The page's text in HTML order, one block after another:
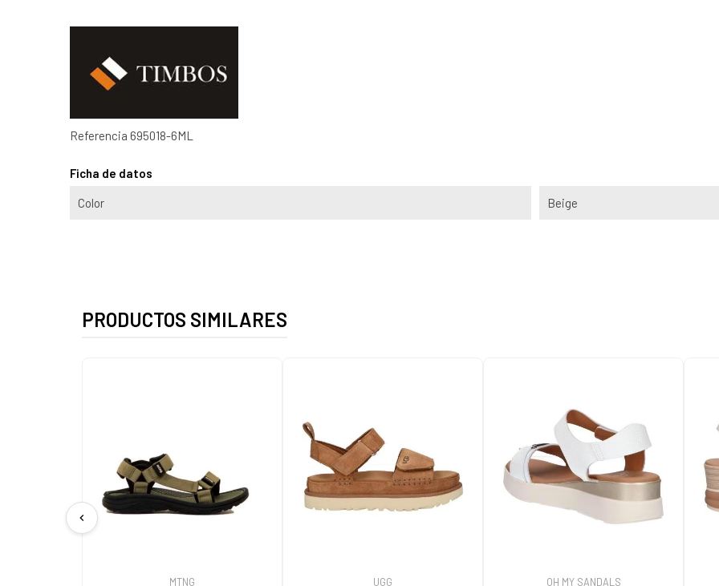
Referencia 695018-6ML
Ficha de datos
Color Beige
PRODUCTOS SIMILARES
chevron_left
MTNG UGG OH MY SANDALS